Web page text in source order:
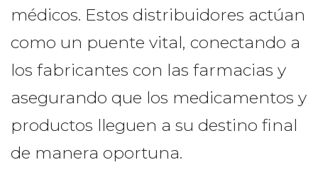
médicos. Estos distribuidores actúan
como un puente vital, conectando a
los fabricantes con las farmacias y
asegurando que los medicamentos y
productos lleguen a su destino final
de manera oportuna.